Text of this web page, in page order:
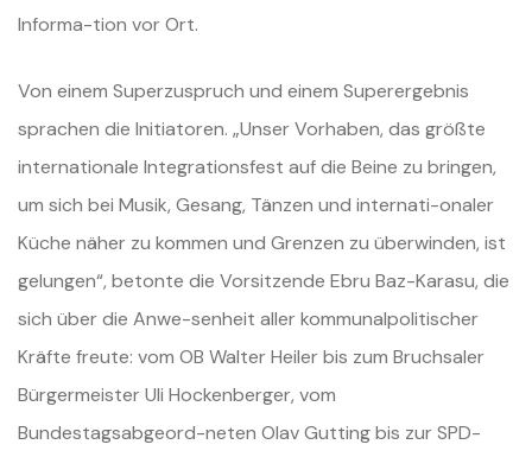
Informa-tion vor Ort.
Von einem Superzuspruch und einem Superergebnis
sprachen die Initiatoren. „Unser Vorhaben, das größte
internationale Integrationsfest auf die Beine zu bringen,
um sich bei Musik, Gesang, Tänzen und internati-onaler
Küche näher zu kommen und Grenzen zu überwinden, ist
gelungen“, betonte die Vorsitzende Ebru Baz-Karasu, die
sich über die Anwe-senheit aller kommunalpolitischer
Kräfte freute: vom OB Walter Heiler bis zum Bruchsaler
Bürgermeister Uli Hockenberger, vom
Bundestagsabgeord-neten Olav Gutting bis zur SPD-